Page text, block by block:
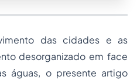
das cidades e as
desorganizado em face
águas, o presente artigo